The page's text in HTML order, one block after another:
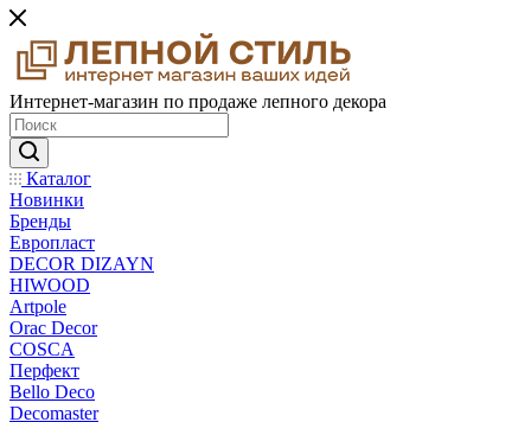
Интернет-магазин по продаже лепного декора
Каталог
Новинки
Бренды
Европласт
DECOR DIZAYN
HIWOOD
Artpole
Orac Decor
COSCA
Перфект
Bello Deco
Decomaster